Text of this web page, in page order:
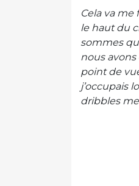
Cela va
le haut du
sommes
nous
point de
j’occupais
dribbles